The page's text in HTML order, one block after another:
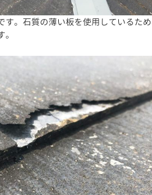
す。石質の薄い板を使用しているた